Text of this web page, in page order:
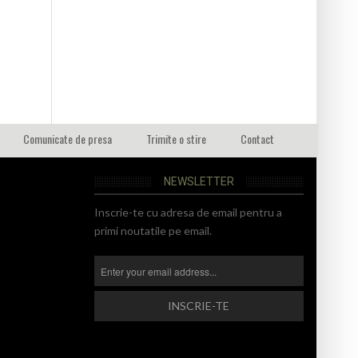
Comunicate de presa Trimite o stire Contact
NEWSLETTER
Inscrie-te cu adresa de email pentru a
primi noutatile pe email.